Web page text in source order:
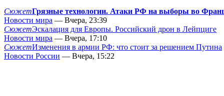
СюжетГрязные технологии. Атаки РФ на выборы во
Новости мира — Вчера, 23:39
СюжетЭскалация для Европы. Российский дрон в Лейпциге
Новости мира — Вчера, 17:10
СюжетИзменения в армии РФ: что стоит за решением Путина
Новости России — Вчера, 15:22